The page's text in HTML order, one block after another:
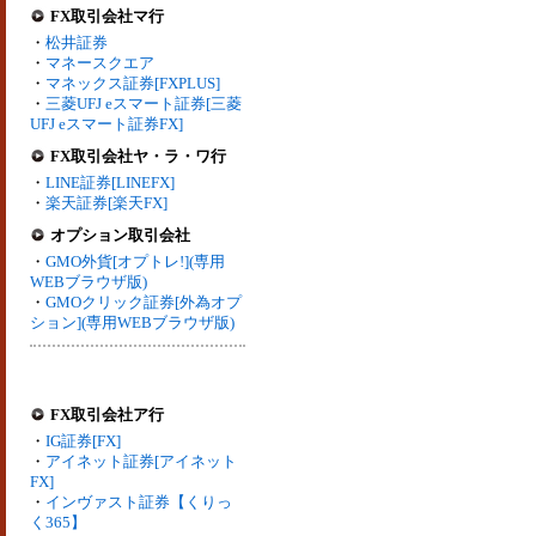
FX取引会社マ行
・ 松井証券
・ マネースクエア
・ マネックス証券[FXPLUS]
・ 三菱UFJ eスマート証券[三菱
UFJ eスマート証券FX]
FX取引会社ヤ・ラ・ワ行
・ LINE証券[LINEFX]
・ 楽天証券[楽天FX]
オプション取引会社
・ GMO外貨[オプトレ!](専用
WEBブラウザ版)
・ GMOクリック証券[外為オプ
ション](専用WEBブラウザ版)
FX取引会社ア行
・ IG証券[FX]
・ アイネット証券[アイネット
FX]
・ インヴァスト証券【くりっ
く365】